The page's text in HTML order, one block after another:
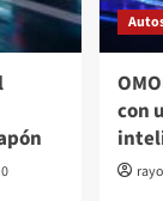
0
con